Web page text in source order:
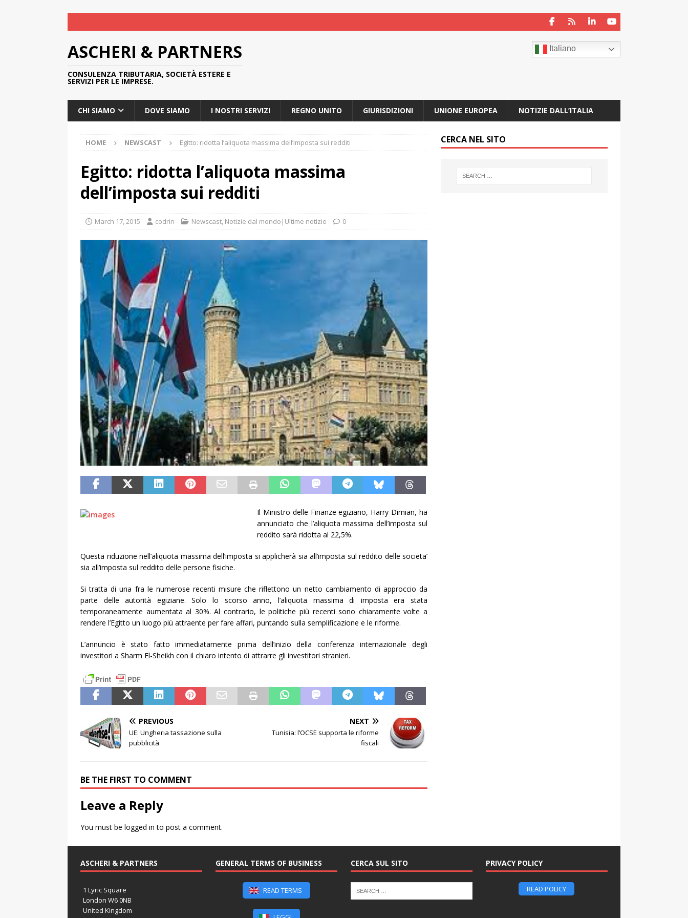
ASCHERI & PARTNERS
CONSULENZA TRIBUTARIA, SOCIETÀ ESTERE E
SERVIZI PER LE IMPRESE.
Italiano
CHI SIAMO DOVE SIAMO I NOSTRI SERVIZI REGNO UNITO GIURISDIZIONI UNIONE EUROPEA NOTIZIE DALL’ITALIA
HOME NEWSCAST Egitto: ridotta l’aliquota massima dell’imposta sui redditi
Egitto: ridotta l’aliquota massima
dell’imposta sui redditi
March 17, 2015 codrin Newscast, Notizie dal mondo|Ultime notizie 0
Il Ministro delle Finanze egiziano, Harry Dimian, ha
annunciato che l’aliquota massima dell’imposta sul
reddito sarà ridotta al 22,5%.
Questa riduzione nell’aliquota massima dell’imposta si applicherà sia all’imposta sul reddito delle societa’
sia all’imposta sul reddito delle persone fisiche.
Si tratta di una fra le numerose recenti misure che riflettono un netto cambiamento di approccio da
parte delle autorità egiziane. Solo lo scorso anno, l’aliquota massima di imposta era stata
temporaneamente aumentata al 30%. Al contrario, le politiche più recenti sono chiaramente volte a
rendere l’Egitto un luogo più attraente per fare affari, puntando sulla semplificazione e le riforme.
L’annuncio è stato fatto immediatamente prima dell’inizio della conferenza internazionale degli
investitori a Sharm El-Sheikh con il chiaro intento di attrarre gli investitori stranieri.
PREVIOUS
UE: Ungheria tassazione sulla
pubblicità
NEXT
Tunisia: l’OCSE supporta le riforme
fiscali
BE THE FIRST TO COMMENT
Leave a Reply
You must be logged in to post a comment.
CERCA NEL SITO
ASCHERI & PARTNERS
1 Lyric Square
London W6 0NB
United Kingdom
GENERAL TERMS OF BUSINESS
READ TERMS
CERCA SUL SITO PRIVACY POLICY
READ POLICY